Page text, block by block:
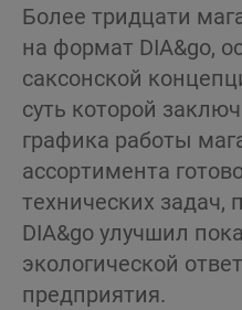
Более тридцати
на формат DIA&go,
саксонской
суть которой
графика работы
ассортимента
технических задач,
DIA&go улучшил
экологической
предприятия.